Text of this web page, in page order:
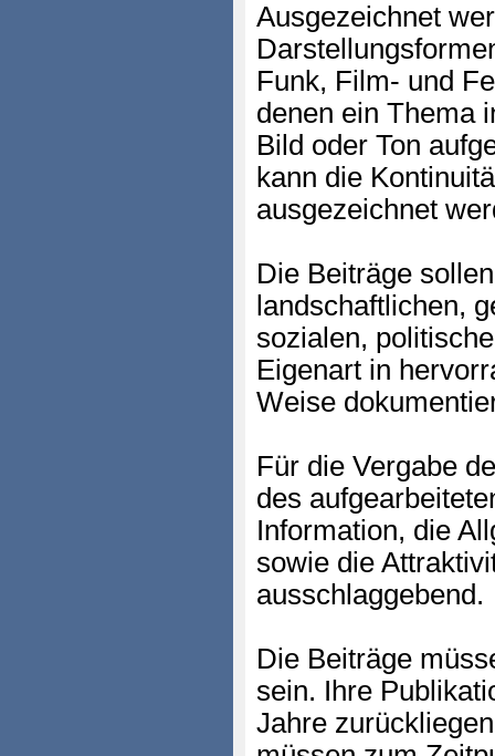
Ausgezeichnet
Funk, Film- und
denen ein Thema
Bild oder Ton
kann die
ausgezeichnet
Die Beiträge
landschaftlichen,
sozialen,
Eigenart in
Weise
Für die Vergabe
des
Information, die
sowie die
ausschlaggebend.
Die Beiträge
sein. Ihre
Jahre